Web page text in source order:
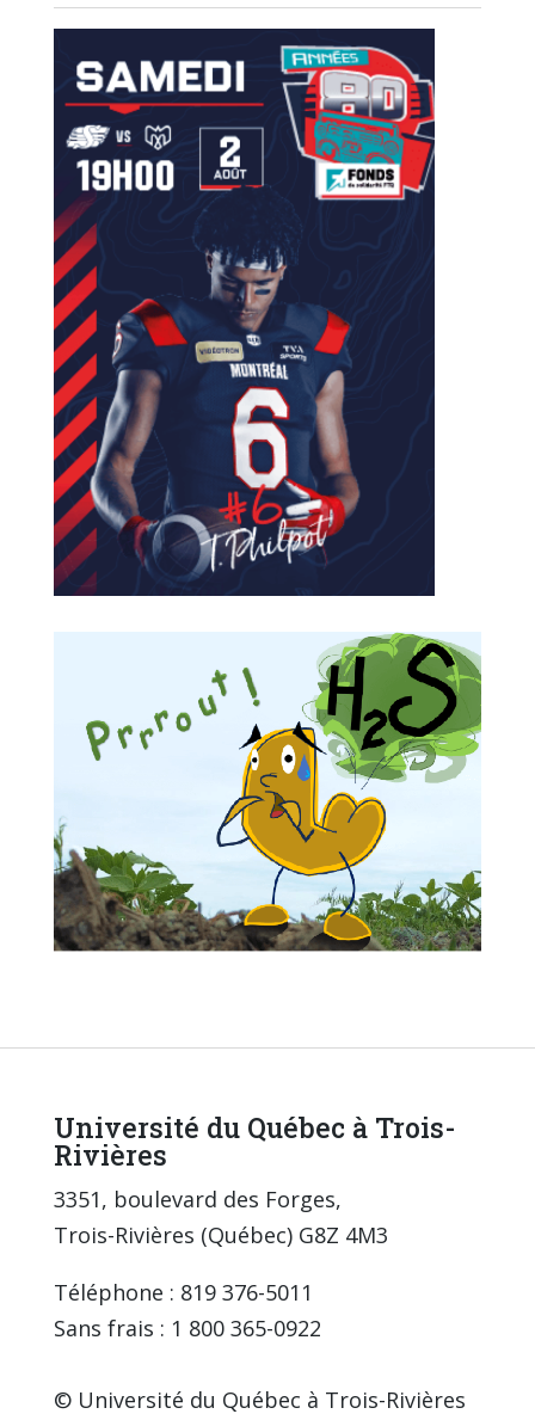
Université du Québec à Trois-
Rivières
3351, boulevard des Forges,
Trois-Rivières (Québec) G8Z 4M3
Téléphone : 819 376-5011
Sans frais : 1 800 365-0922
© Université du Québec à Trois-Rivières